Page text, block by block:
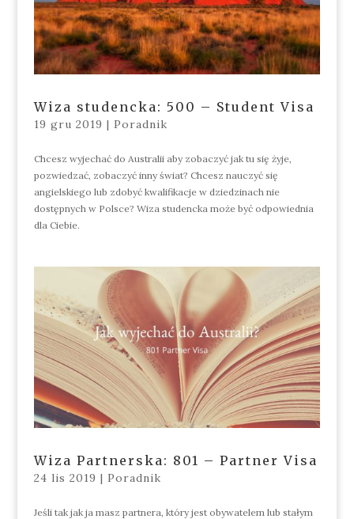
Wiza studencka: 500 – Student Visa
19 gru 2019 | Poradnik
Chcesz wyjechać do Australii aby zobaczyć jak tu się żyje,
pozwiedzać, zobaczyć inny świat? Chcesz nauczyć się
angielskiego lub zdobyć kwalifikacje w dziedzinach nie
dostępnych w Polsce? Wiza studencka może być odpowiednia
dla Ciebie.
Wiza Partnerska: 801 – Partner Visa
24 lis 2019 | Poradnik
Jeśli tak jak ja masz partnera, który jest obywatelem lub stałym